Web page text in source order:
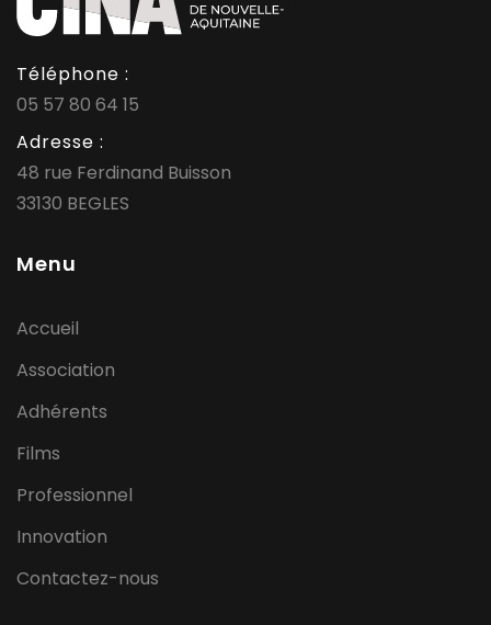
Téléphone :
05 57 80 64 15
Adresse :
48 rue Ferdinand Buisson
33130 BEGLES
Menu
Accueil
Association
Adhérents
Films
Professionnel
Innovation
Contactez-nous